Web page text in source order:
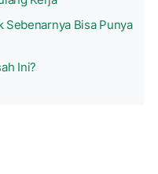
Sebenarnya Bisa Punya
Ini?